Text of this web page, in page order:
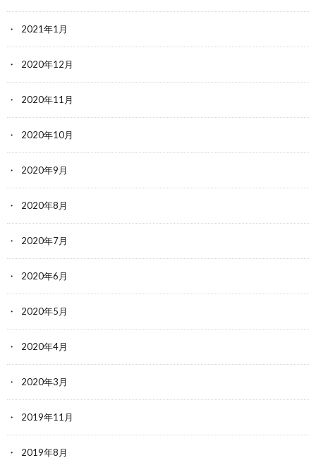
2021年1月
2020年12月
2020年11月
2020年10月
2020年9月
2020年8月
2020年7月
2020年6月
2020年5月
2020年4月
2020年3月
2019年11月
2019年8月